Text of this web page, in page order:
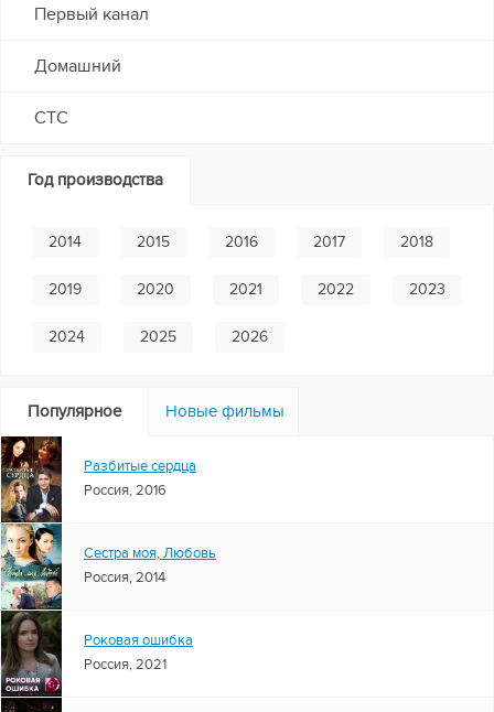
Первый канал
Домашний
СТС
Год производства
2014 2015 2016 2017 2018
2019 2020 2021 2022 2023
2024 2025 2026
Популярное Новые фильмы
Разбитые сердца
Россия, 2016
Сестра моя, Любовь
Россия, 2014
Роковая ошибка
Россия, 2021